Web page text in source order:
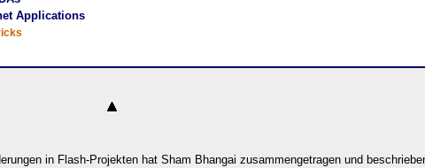
Applications
in Flash-Projekten hat Sham Bhangai zusammengetragen und